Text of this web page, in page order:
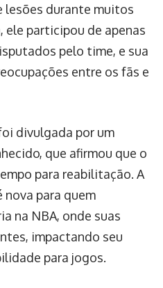
lesões durante muitos
ele participou de apenas
pelo time, e sua
entre os fãs e
divulgada por um
que afirmou que o
para reabilitação. A
nova para quem
na NBA, onde suas
impactando seu
para jogos.